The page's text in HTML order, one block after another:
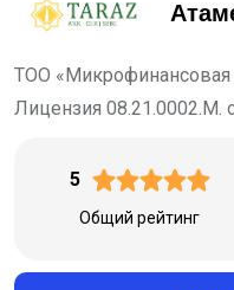
ТОО «Микрофинансовая
Лицензия 08.21.0002.М.
5
Общий рейтинг